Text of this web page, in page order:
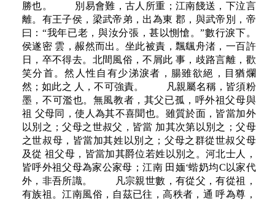
勝也。 別易會難，古人所重；江南餞送，下泣言
離。有王子侯，梁武帝弟，出為東 郡，與武帝別，帝
曰：“我年已老，與汝分張，甚以惻愴。”數行淚下。
侯遂密 雲，赧然而出。坐此被責，飄颻舟渚，一百許
日，卒不得去。北間風俗，不屑此 事，歧路言離，歡
笑分首。然人性自有少涕淚者，腸雖欲絕，目猶爛
然；如此之 人，不可強責。 凡親屬名稱，皆須粉
墨，不可濫也。無風教者，其父已孤，呼外祖父母與
祖 父母同，使人為其不喜聞也。雖質於面，皆當加外
以別之；父母之世叔父，皆當 加其次第以別之；父母
之世叔母，皆當加其姓以別之；父母之群從世叔父母
及從 祖父母，皆當加其爵位若姓以別之。河北士人，
皆呼外祖父母為家公家母；江南 田媔‘蝔奶均C以家代
外，非吾所識。 凡宗親世數，有從父，有從祖，
有族祖。江南風俗，自茲已往，高秩者，通 呼為尊，